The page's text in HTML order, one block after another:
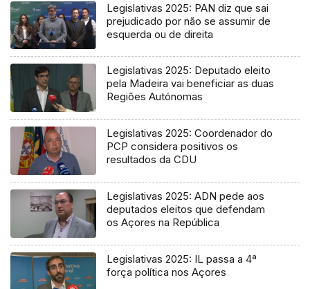
Legislativas 2025: PAN diz que sai
prejudicado por não se assumir de
esquerda ou de direita
Legislativas 2025: Deputado eleito
pela Madeira vai beneficiar as duas
Regiões Autónomas
Legislativas 2025: Coordenador do
PCP considera positivos os
resultados da CDU
Legislativas 2025: ADN pede aos
deputados eleitos que defendam
os Açores na República
Legislativas 2025: IL passa a 4ª
força política nos Açores